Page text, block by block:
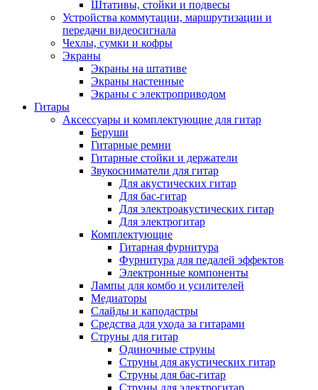
Штативы, стойки и подвесы
Устройства коммутации, маршрутизации и
передачи видеосигнала
Чехлы, сумки и кофры
Экраны
Экраны на штативе
Экраны настенные
Экраны с электроприводом
Гитары
Аксессуары и комплектующие для гитар
Беруши
Гитарные ремни
Гитарные стойки и держатели
Звукосниматели для гитар
Для акустических гитар
Для бас-гитар
Для электроакустических гитар
Для электрогитар
Комплектующие
Гитарная фурнитура
Фурнитура для педалей эффектов
Электронные компоненты
Лампы для комбо и усилителей
Медиаторы
Слайды и каподастры
Средства для ухода за гитарами
Струны для гитар
Одиночные струны
Струны для акустических гитар
Струны для бас-гитар
Струны для электрогитар